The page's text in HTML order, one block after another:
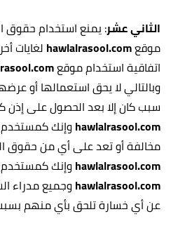
الثاني عشر: يمنع استخدام حقوق
موقعhawlalrasool.com لغايات
اتفاقية استخدام موقع
وبالتالي لا يحق استعمالها أو
سبب كان إلا بعد الحصول على
hawlalrasool.comوإنك
مخالفة أو تعد على أي من حقوق
hawlalrasool.comوإنك
hawlalrasool.comوجميع مدراء
عن أي خسارة تلحق بأي منهم